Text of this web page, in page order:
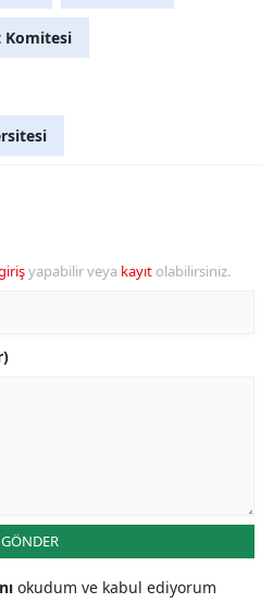
Komitesi
yapabilir veya kayıt olabilirsiniz.
GÖNDER
okudum ve kabul ediyorum